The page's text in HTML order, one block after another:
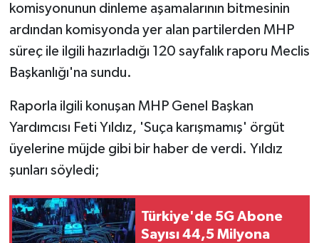
komisyonunun dinleme aşamalarının bitmesinin
ardından komisyonda yer alan partilerden MHP
süreç ile ilgili hazırladığı 120 sayfalık raporu Meclis
Başkanlığı'na sundu.
Raporla ilgili konuşan MHP Genel Başkan
Yardımcısı Feti Yıldız, 'Suça karışmamış' örgüt
üyelerine müjde gibi bir haber de verdi. Yıldız
şunları söyledi;
Türkiye'de 5G Abone
Sayısı 44,5 Milyona